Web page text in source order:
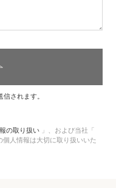
されます。
の取り扱い 」、 および当社「
個人情報は大切に取り扱いいた